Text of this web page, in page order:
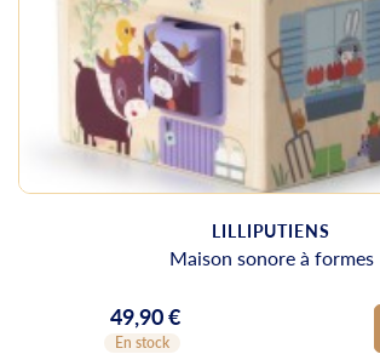
LILLIPUTIENS
Maison sonore à formes
Prix
49,90 €
En stock